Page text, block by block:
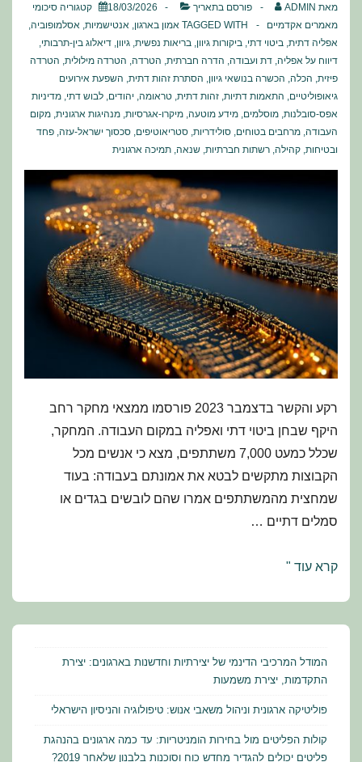
ארגונים
בהנהגת
פליטים
יכולים
להגדיר
מחדש
כוח
2019?
מאת ADMIN פורסם בתאריך 18/03/2026 קטגוריה סיכומי
מאמרים אקדמיים
TAGGED WITH אמון בארגון אנטישמיות אסלמופוביה
אפליה דתית ביטוי דתי ביקורות גיוון בריאות נפשית גיוון דיאלוג בין-תרבותי
דיווח על אפליה דת ועבודה הדרה חברתית הטרדה הטרדה מילולית הטרדה
פיזית הכלה הכשרה בנושאי גיוון הסתרת זהות דתית השפעת אירועים
גיאופוליטיים התאמות דתיות זהות דתית טראומה יהודים לבוש דתי מדיניות
אפס-סובלנות מוסלמים מידע מוטעה מיקרו-אגרסיות מנהיגות ארגונית מקום
העבודה מרחבים בטוחים סולידריות סטריאוטיפים סכסוך ישראל-עזה פחד
ובטיחות קהילה רשתות חברתיות שנאה תמיכה ארגונית
רקע והקשר בדצמבר 2023 פורסמו ממצאי מחקר רחב
היקף שבחן ביטוי דתי ואפליה במקום העבודה. המחקר,
שכלל כמעט 7,000 משתתפים, מצא כי אנשים מכל
הקבוצות מתקשים לבטא את אמונתם בעבודה: בעוד
שמחצית מהמשתתפים אמרו שהם לובשים בגדים או
סמלים דתיים …
אנטישמיות
קרא עוד "
המודל המרכיבי הדינמי של יצירתיות וחדשנות בארגונים: יצירת
התקדמות, יצירת משמעות
פוליטיקה ארגונית וניהול משאבי אנוש: טיפולוגיה והניסיון הישראלי
קולות הפליטים מול בחירות הומניטריות: עד כמה ארגונים בהנהגת
פליטים יכולים להגדיר מחדש כוח וסוכנות בלבנון שלאחר 2019?